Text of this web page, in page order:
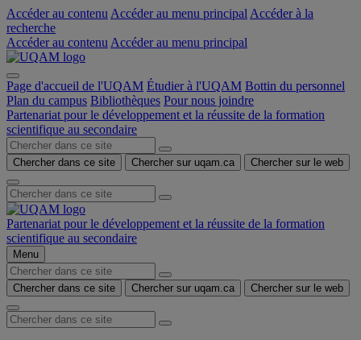
Accéder au contenu Accéder au menu principal Accéder à la
recherche
Accéder au contenu Accéder au menu principal
Page d'accueil de l'UQAM Étudier à l'UQAM Bottin du personnel
Plan du campus Bibliothèques Pour nous joindre
Partenariat pour le développement et la réussite de la formation
scientifique au secondaire
Chercher dans ce site Chercher sur uqam.ca Chercher sur le web
Partenariat pour le développement et la réussite de la formation
scientifique au secondaire
Menu
Chercher dans ce site Chercher sur uqam.ca Chercher sur le web